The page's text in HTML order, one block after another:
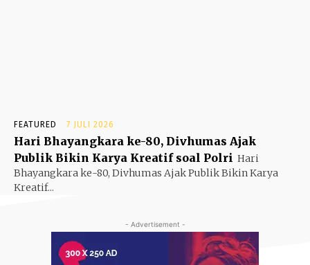
FEATURED 7 JULI 2026
Hari Bhayangkara ke-80, Divhumas Ajak
Publik Bikin Karya Kreatif soal Polri Hari
Bhayangkara ke-80, Divhumas Ajak Publik Bikin Karya
Kreatif...
- Advertisement -